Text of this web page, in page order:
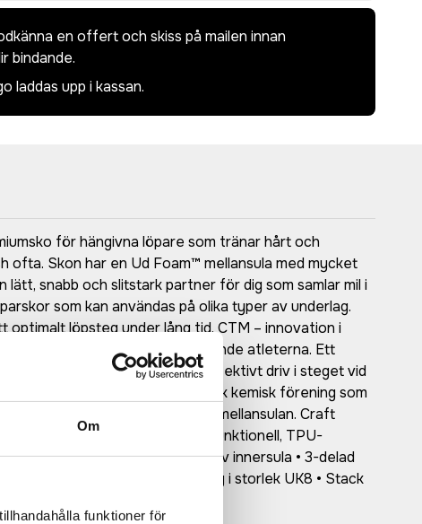
Om
funktioner för
en offert och skiss på mailen innan
bindande.
laddas upp i kassan.
för hängivna löpare som tränar hårt och
Skon har en Ud Foam™ mellansula med mycket
snabb och slitstark partner för dig som samlar mil i
som kan användas på olika typer av underlag.
löpsteg under lång tid. CTM – innovation i
för de mest krävande atleterna. Ett
och slitstarkt foam som ger effektivt driv i steget vid
Vault Foam™, innefattar en unik kemisk förening som
högkvalitativa material för mellansulan. Craft
prestanda. • Ovandel i högfunktionell, TPU-
• Ultra Rebound™ högresponsiv innersula • 3-delad
• Craft Regular Fit • Vikt: 265 g i storlek UK8 • Stack